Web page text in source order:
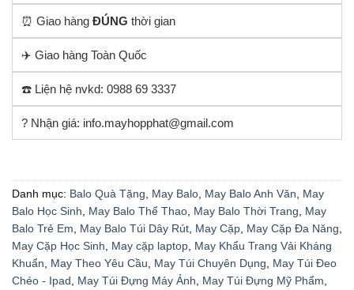
⏰ Giao hàng ĐÚNG thời gian
✈️ Giao hàng Toàn Quốc
☎️ Liện hệ nvkd: 0988 69 3337
? Nhận giá: info.mayhopphat@gmail.com
Danh mục: Balo Quà Tặng May Balo May Balo Anh Văn
May
Balo Học Sinh
May Balo Thể Thao May Balo Thời Trang
May
Balo Trẻ Em
May Balo Túi Dây Rút May Cặp May Cặp Đa Năng
May Cặp Học Sinh
May cặp laptop May Khẩu Trang Vải Kháng
Khuẩn
May Theo Yêu Cầu May Túi Chuyên Dụng
May Túi Đeo
Chéo - Ipad
May Túi Đựng Máy Ảnh May Túi Đựng Mỹ Phẩm